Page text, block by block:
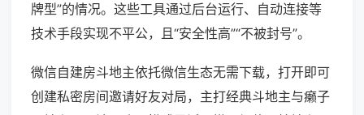
牌型”的情况。这些工具通过后台运行、自动连接等
技术手段实现不平公，且“安全性高”“不被封号”。
微信自建房斗地主依托微信生态无需下载，打开即可
创建私密房间邀请好友对局，主打经典斗地主与癞子